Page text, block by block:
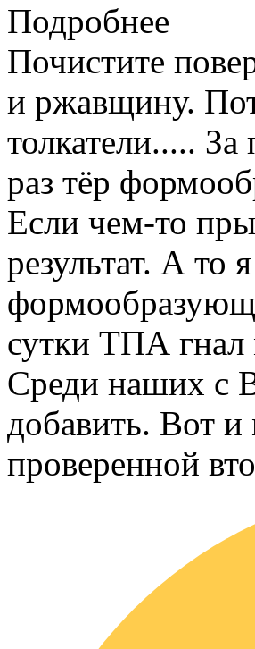
Подробнее
Почистите
и ржавщину.
толкатели.....
раз тёр
Если чем-то
результат. А то
сутки ТПА гнал
Среди наших с
добавить. Вот и
проверенной